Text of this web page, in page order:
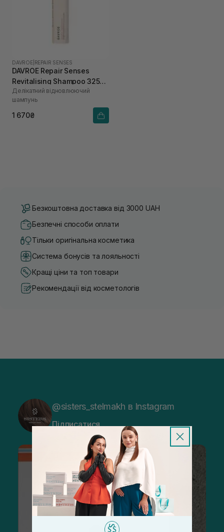
DAVROE REPAIR SENSES
DAVROE Repair Senses
Revitalising Shampoo 325
мл
Делікатний відновлюючий
шампунь
1 670₴
Безкоштовна доставка від 3000 UAH
Безпечні способи оплати
Тільки оригінальна косметика
Система бонусів та лояльності
Кращі ціни та топ товари
Рекомендації від косметологів
@sisters_stelmakh в Instagram
Підписатися